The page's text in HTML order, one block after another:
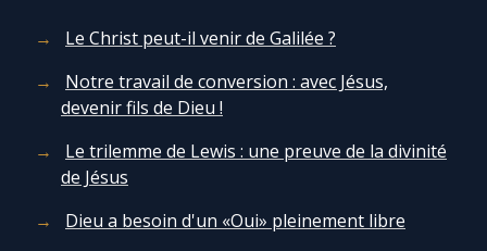
Le Christ peut-il venir de Galilée ?
Notre travail de conversion : avec Jésus,
devenir fils de Dieu !
Le trilemme de Lewis : une preuve de la divinité
de Jésus
Dieu a besoin d'un «Oui» pleinement libre